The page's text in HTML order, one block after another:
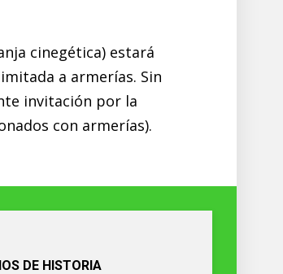
cinegética) estará
a armerías. Sin
invitación por la
con armerías).
DE HISTORIA